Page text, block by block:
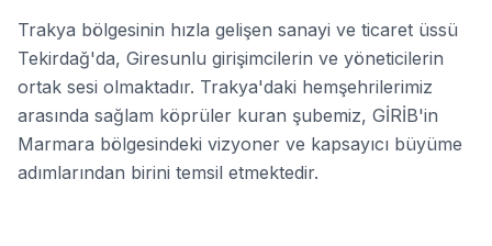
Trakya bölgesinin hızla gelişen sanayi ve ticaret üssü
Tekirdağ'da, Giresunlu girişimcilerin ve yöneticilerin
ortak sesi olmaktadır. Trakya'daki hemşehrilerimiz
arasında sağlam köprüler kuran şubemiz, GİRİB'in
Marmara bölgesindeki vizyoner ve kapsayıcı büyüme
adımlarından birini temsil etmektedir.